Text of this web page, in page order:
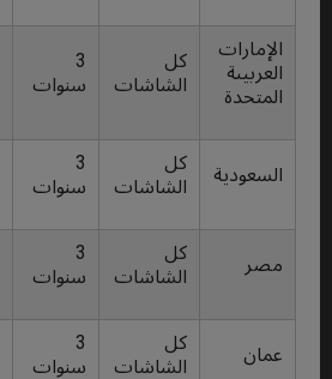
الإمارات
العربيىة
المتحدة
كل
الشاشات
3
سنوات
السعودية
كل
الشاشات
3
سنوات
مصر
كل
الشاشات
3
سنوات
عمان
كل
الشاشات
3
سنوات